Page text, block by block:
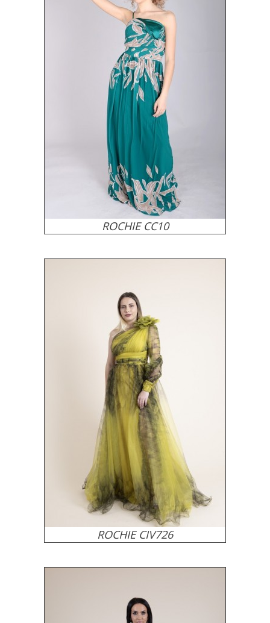
ROCHIE CC10
ROCHIE CIV726